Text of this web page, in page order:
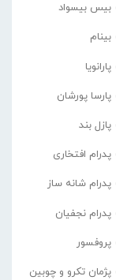
بیس بیسواد
بینام
پارانویا
پارسا پورشان
پازل بند
پدرام افتخاری
پدرام شانه ساز
پدرام نجفیان
پروفسور
پژمان تکرو و چوبین